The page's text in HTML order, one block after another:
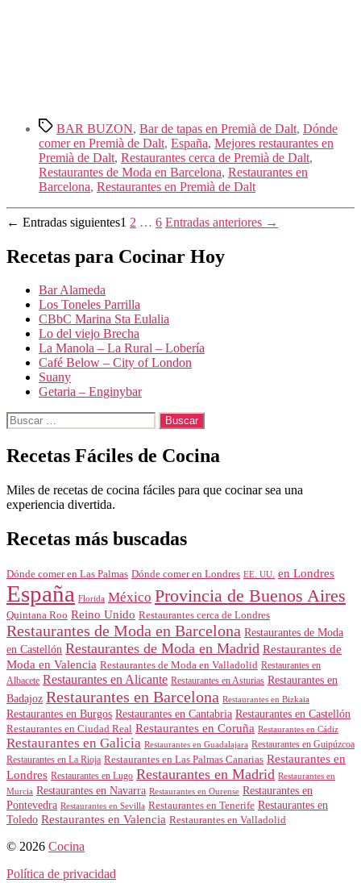
Etiquetas
BAR BUZON, Bar de tapas en Premià de Dalt, Dónde
comer en Premià de Dalt, España, Mejores restaurantes en
Premià de Dalt, Restaurantes cerca de Premià de Dalt,
Restaurantes de Moda en Barcelona, Restaurantes en
Barcelona, Restaurantes en Premià de Dalt
Paginación
de
entradas
← Entradas siguientes1 2 … 6 Entradas anteriores →
Recetas para Cocinar Hoy
Bar Alameda
Los Toneles Parrilla
CBbC Marina Sta Eulalia
Lo del viejo Brecha
La Manola – La Rural – Lobería
Café Below – City of London
Suany
Getaria – Enginybar
Buscar:
Recetas Fáciles de Cocina
Miles de recetas de cocina fáciles para que cocinar sea una
experiencia divertida.
Recetas más buscadas
Dónde comer en Las Palmas Dónde comer en Londres EE. UU. en Londres
España Florida México Provincia de Buenos Aires
Quintana Roo Reino Unido Restaurantes cerca de Londres
Restaurantes de Moda en Barcelona Restaurantes de Moda
en Castellón Restaurantes de Moda en Madrid Restaurantes de
Moda en Valencia Restaurantes de Moda en Valladolid Restaurantes en
Albacete Restaurantes en Alicante Restaurantes en Asturias Restaurantes en
Badajoz Restaurantes en Barcelona Restaurantes en Bizkaia
Restaurantes en Burgos Restaurantes en Cantabria Restaurantes en Castellón
Restaurantes en Ciudad Real Restaurantes en Coruña Restaurantes en Cádiz
Restaurantes en Galicia Restaurantes en Guadalajara Restaurantes en Guipúzcoa
Restaurantes en La Rioja Restaurantes en Las Palmas Canarias Restaurantes en
Londres Restaurantes en Lugo Restaurantes en Madrid Restaurantes en
Murcia Restaurantes en Navarra Restaurantes en Ourense Restaurantes en
Pontevedra Restaurantes en Sevilla Restaurantes en Tenerife Restaurantes en
Toledo Restaurantes en Valencia Restaurantes en Valladolid
© 2026 Cocina
Política de privacidad